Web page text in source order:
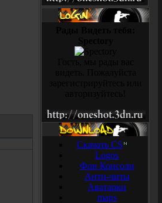
Скачать CS
Logos
Фон Консоли
Анти-читы
Аватарки
maps